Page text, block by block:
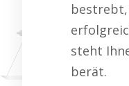
bestrebt,
steht
berät.